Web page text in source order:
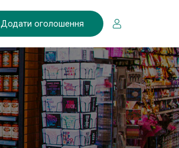
Додати оголошення